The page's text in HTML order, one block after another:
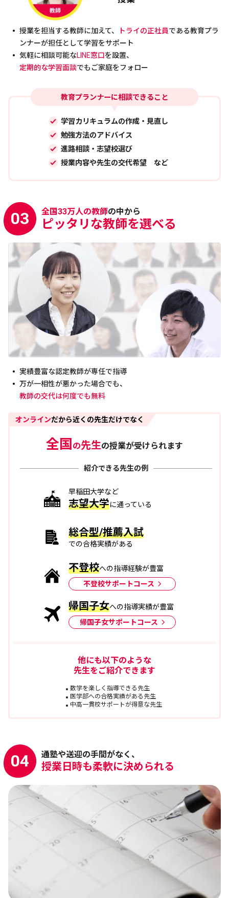
授業を担当する教師に加えて、 トライの正社員である教育プラ
ンナーが担任として学習をサポート
気軽に相談可能なLINE窓口を設置、
定期的な学習面談でもご家庭をフォロー
教育プランナーに相談できること
学習カリキュラムの作成・見直し
勉強方法のアドバイス
進路相談・志望校選び
授業内容や先生の交代希望 など
03 全国33万人の教師の中から
ピッタリな教師を選べる
実績豊富な認定教師が専任で指導
万が一相性が悪かった場合でも、
教師の交代は何度でも無料
オンラインだから近くの先生だけでなく
全国 の先生の授業が受けられます
紹介できる先生の例
早稲田大学など
志望大学に通っている
総合型/推薦入試
での合格実績がある
不登校への指導経験が豊富
不登校サポートコース
帰国子女への指導実績が豊富
帰国子女サポートコース
他にも以下のような
先生をご紹介できます
数学を楽しく指導できる先生
医学部への合格実績がある先生
中高一貫校サポートが得意な先生
04 通塾や送迎の手間がなく、
授業日時も柔軟に決められる